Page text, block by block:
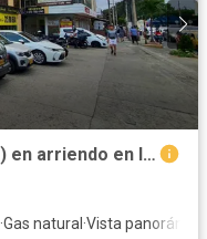
comercial (casa para comercio) en arriendo en la playa. Cod A5035
·Gas natural ·Vista